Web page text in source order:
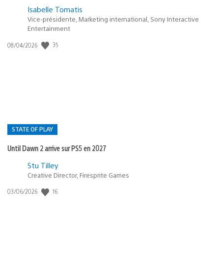
Isabelle Tomatis
Vice-présidente, Marketing international, Sony Interactive
Entertainment
Date
08/04/2026 35
STATE OF PLAY
Until Dawn 2 arrive sur PS5 en 2027
Postée
:
Stu Tilley
Creative Director, Firesprite Games
Date
03/06/2026 16